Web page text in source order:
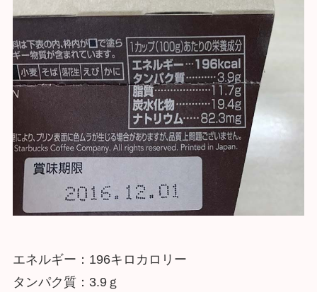
エネルギー：196キロカロリー
タンパク質：3.9ｇ